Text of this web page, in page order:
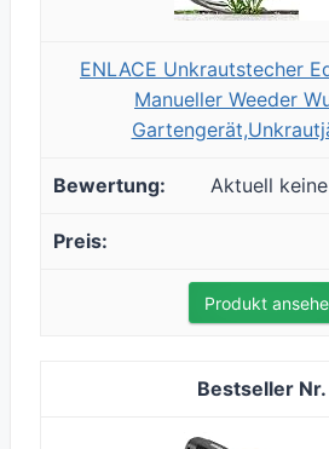
ENLACE Unkrautstecher
Manueller Weeder
Aktuell
Produkt